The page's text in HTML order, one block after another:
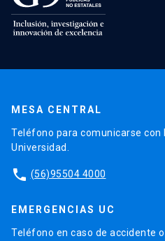
MESA CENTRAL
Teléfono para comunicarse con
Universidad.
phone (56)95504 4000
EMERGENCIAS UC
Teléfono en caso de accidente